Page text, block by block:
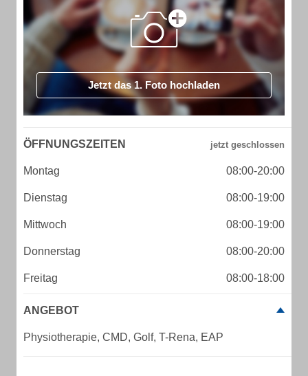
Jetzt das 1. Foto hochladen
ÖFFNUNGSZEITEN
Montag 08:00-20:00
Dienstag 08:00-19:00
Mittwoch 08:00-19:00
Donnerstag 08:00-20:00
Freitag 08:00-18:00
ANGEBOT
Physiotherapie, CMD, Golf, T-Rena, EAP